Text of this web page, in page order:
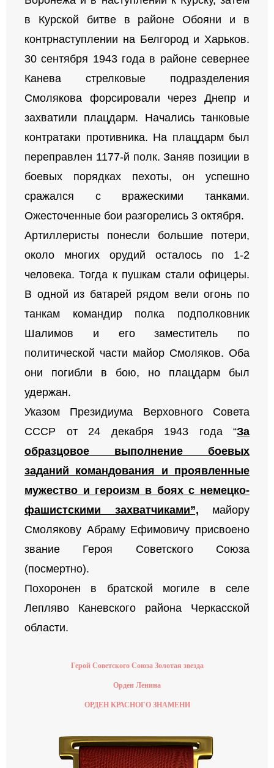
в Курской битве в районе Обояни и в
контрнаступлении на Белгород и Харьков.
30 сентября 1943 года в районе севернее
Канева стрелковые подразделения
Смолякова форсировали через Днепр и
захватили плацдарм. Начались танковые
контратаки противника. На плацдарм был
переправлен 1177-й полк. Заняв позиции в
боевых порядках пехоты, он успешно
сражался с вражескими танками.
Ожесточенные бои разгорелись 3 октября.
Артиллеристы понесли большие потери,
около многих орудий осталось по 1-2
человека. Тогда к пушкам стали офицеры.
В одной из батарей рядом вели огонь по
танкам командир полка подполковник
Шалимов и его заместитель по
политической части майор Смоляков. Оба
они погибли в бою, но плацдарм был
удержан.
Указом Президиума Верховного Совета
СССР от 24 декабря 1943 года “За
образцовое выполнение боевых
заданий командования и проявленные
мужество и героизм в боях с немецко-
фашистскими захватчиками”, майору
Смолякову Абраму Ефимовичу присвоено
звание Героя Советского Союза
(посмертно).
Похоронен в братской могиле в селе
Лепляво Каневского района Черкасской
области.
Герой Советского Союза Золотая звезда
Орден Ленина
ОРДЕН КРАСНОГО ЗНАМЕНИ